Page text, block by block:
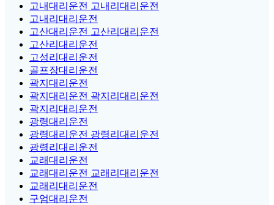
고내대리운전 고내리대리운전
고내리대리운전
고산대리운전 고산리대리운전
고산리대리운전
고성리대리운전
골프장대리운전
곽지대리운전
곽지대리운전 곽지리대리운전
곽지리대리운전
광령대리운전
광령대리운전 광령리대리운전
광령리대리운전
교래대리운전
교래대리운전 교래리대리운전
교래리대리운전
구엄대리운전